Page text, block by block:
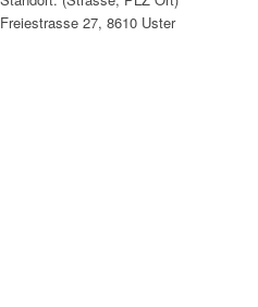
Freiestrasse 27, 8610 Uster